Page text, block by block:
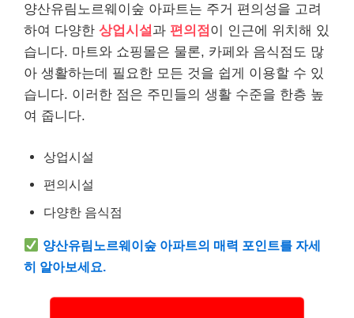
양산유림노르웨이숲 아파트는 주거 편의성을 고려
하여 다양한 상업시설 과 편의점 이 인근에 위치해 있
습니다. 마트와 쇼핑몰은 물론, 카페와 음식점도 많
아 생활하는데 필요한 모든 것을 쉽게 이용할 수 있
습니다. 이러한 점은 주민들의 생활 수준을 한층 높
여 줍니다.
상업시설
편의시설
다양한 음식점
양산유림노르웨이숲 아파트의 매력 포인트를 자세
히 알아보세요.